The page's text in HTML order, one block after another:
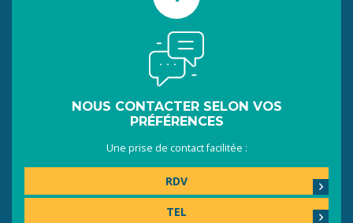
NOUS CONTACTER SELON VOS
PRÉFÉRENCES
Une prise de contact facilitée :
RDV
TEL